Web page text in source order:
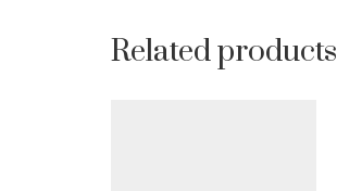
Related products